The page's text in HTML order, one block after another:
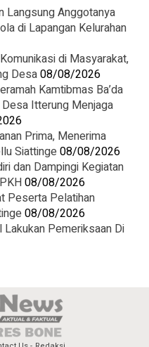
Langsung Anggotanya
di Lapangan Kelurahan
di Masyarakat,
Desa08/08/2026
Kamtibmas Ba’da
Itterung Menjaga
Prima, Menerima
Siattinge08/08/2026
dan Dampingi Kegiatan
08/08/2026
Peserta Pelatihan
08/08/2026
Pemeriksaan Di